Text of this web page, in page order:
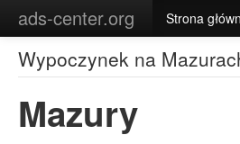
ads-center.org Strona
Wypoczynek na
Mazury